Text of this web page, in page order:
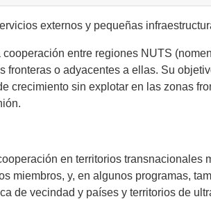
externos y pequeñas
entre regiones NUTS
o adyacentes a ellas. Su
crecimiento sin explotar en las zonas
en territorios transnacionales
miembros, y, en algunos programas,
de vecindad y países y territorios de